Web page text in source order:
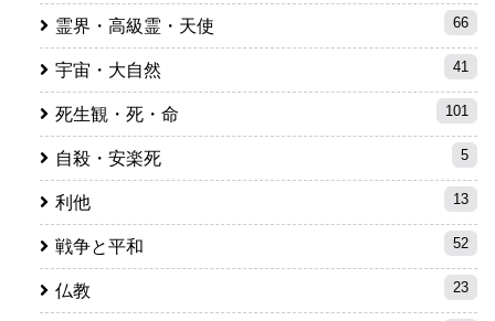
霊界・高級霊・天使 66
宇宙・大自然 41
死生観・死・命 101
自殺・安楽死 5
利他 13
戦争と平和 52
仏教 23